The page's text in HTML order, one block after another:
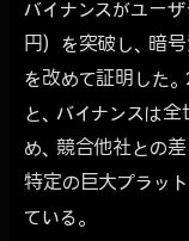
バイナンスがユー
円）を突破し、暗
を改めて証明した
と、バイナンスは
め、競合他社との
特定の巨大プラッ
ている。